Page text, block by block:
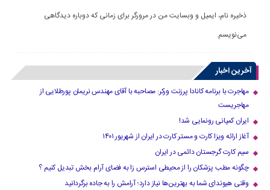
ذخیره نام، ایمیل و وبسایت من در مرورگر برای زمانی که دوباره دیدگاهی
می‌نویسم.
آخرین اخبار
مهاجرت با برنامه کانادا پرزنت ورکر: مصاحبه با آقای مهندس نریمان پورطلایی از
مهاجریست
ایران کمپانی رونمایی شد!
آغاز ارائه ویزا کارت و مستر کارت در ایران از شهریور ۱۴۰۱
سیم کارت گرجستان دائمی در ایران
چگونه مطب پزشکان را از محیطی استرس زا به فضای آرام بخش تبدیل کنیم ؟
وقتی هیوندای شما به بهترین‌ها نیاز دارد؛ آرامش را به جاده برگردانید